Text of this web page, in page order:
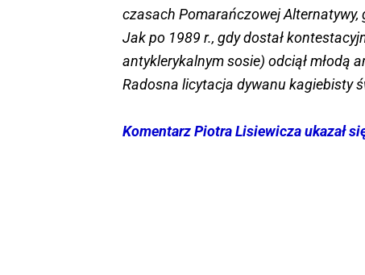
czasach Pomarańczowej
Jak po 1989 r., gdy dostał
antyklerykalnym sosie) odciął młodą
Radosna licytacja dywanu kagiebisty
Komentarz Piotra Lisiewicza ukazał